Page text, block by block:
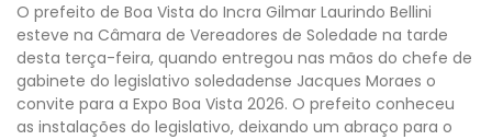
O prefeito de Boa Vista do Incra Gilmar Laurindo Bellini
esteve na Câmara de Vereadores de Soledade na tarde
desta terça-feira, quando entregou nas mãos do chefe de
gabinete do legislativo soledadense Jacques Moraes o
convite para a Expo Boa Vista 2026. O prefeito conheceu
as instalações do legislativo, deixando um abraço para o